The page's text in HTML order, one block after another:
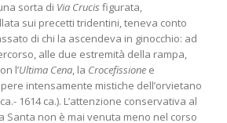
sorta di Via Crucis figurata,
sui precetti tridentini, teneva conto
di chi la ascendeva in ginocchio: ad
alle due estremità della rampa,
l’Ultima Cena, la Crocefissione e
intensamente mistiche dell’orvietano
1614 ca.). L’attenzione conservativa al
Santa non è mai venuta meno nel corso